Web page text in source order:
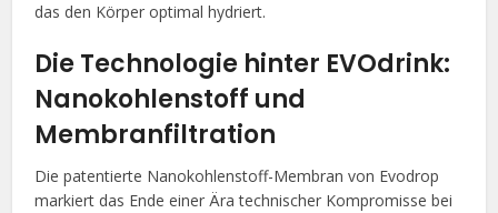
das den Körper optimal hydriert.
Die Technologie hinter EVOdrink:
Nanokohlenstoff und
Membranfiltration
Die patentierte Nanokohlenstoff-Membran von Evodrop
markiert das Ende einer Ära technischer Kompromisse bei